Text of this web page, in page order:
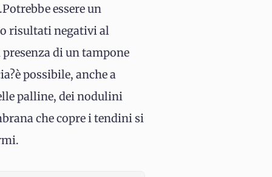
essere un
risultati negativi al
di un tampone
possibile, anche a
palline, dei nodulini
che copre i tendini si